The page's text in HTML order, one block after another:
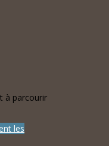
à parcourir
les